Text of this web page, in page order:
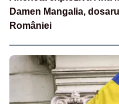
Damen Mangalia,
României